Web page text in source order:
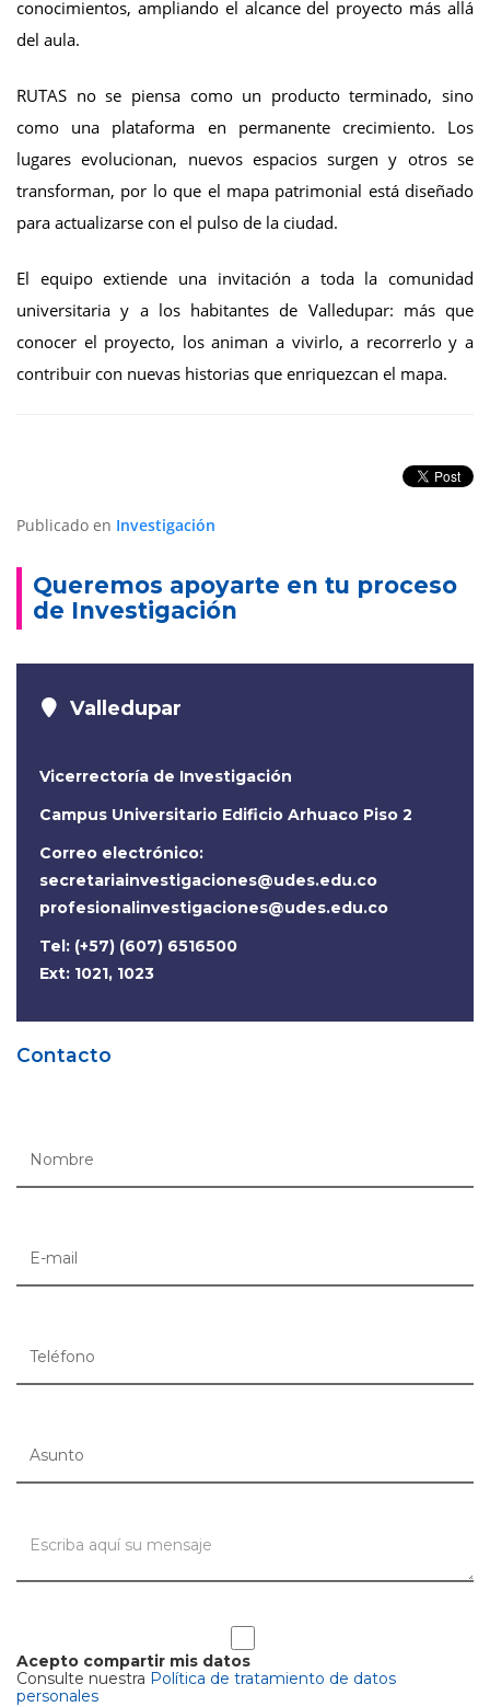
conocimientos, ampliando el alcance del proyecto más allá
del aula.
RUTAS no se piensa como un producto terminado, sino
como una plataforma en permanente crecimiento. Los
lugares evolucionan, nuevos espacios surgen y otros se
transforman, por lo que el mapa patrimonial está diseñado
para actualizarse con el pulso de la ciudad.
El equipo extiende una invitación a toda la comunidad
universitaria y a los habitantes de Valledupar: más que
conocer el proyecto, los animan a vivirlo, a recorrerlo y a
contribuir con nuevas historias que enriquezcan el mapa.
Publicado en Investigación
Queremos apoyarte en tu proceso
de Investigación
Valledupar
Vicerrectoría de Investigación
Campus Universitario Edificio Arhuaco Piso 2
Correo electrónico:
secretariainvestigaciones@udes.edu.co
profesionalinvestigaciones@udes.edu.co
Tel: (+57) (607) 6516500
Ext: 1021, 1023
Contacto
Acepto compartir mis datos
Consulte nuestra Política de tratamiento de datos
personales